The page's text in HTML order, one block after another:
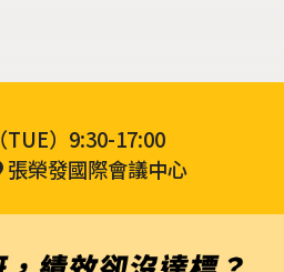
（TUE）9:30-17:00
張榮發國際會議中心